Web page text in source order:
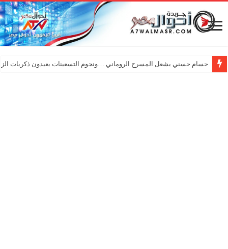
حسام حسني يشعل المسرح الروماني …ونجوم التسعينات يعيدون ذكريات